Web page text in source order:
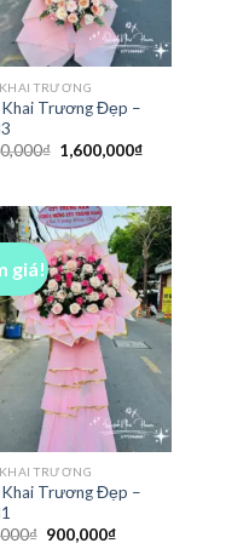
TRƯƠNG
Trương Đẹp –
₫ Giá
gốc
1,600,000₫Giá
giá!
TRƯƠNG
Trương Đẹp –
₫ Giá
900,000₫Giá